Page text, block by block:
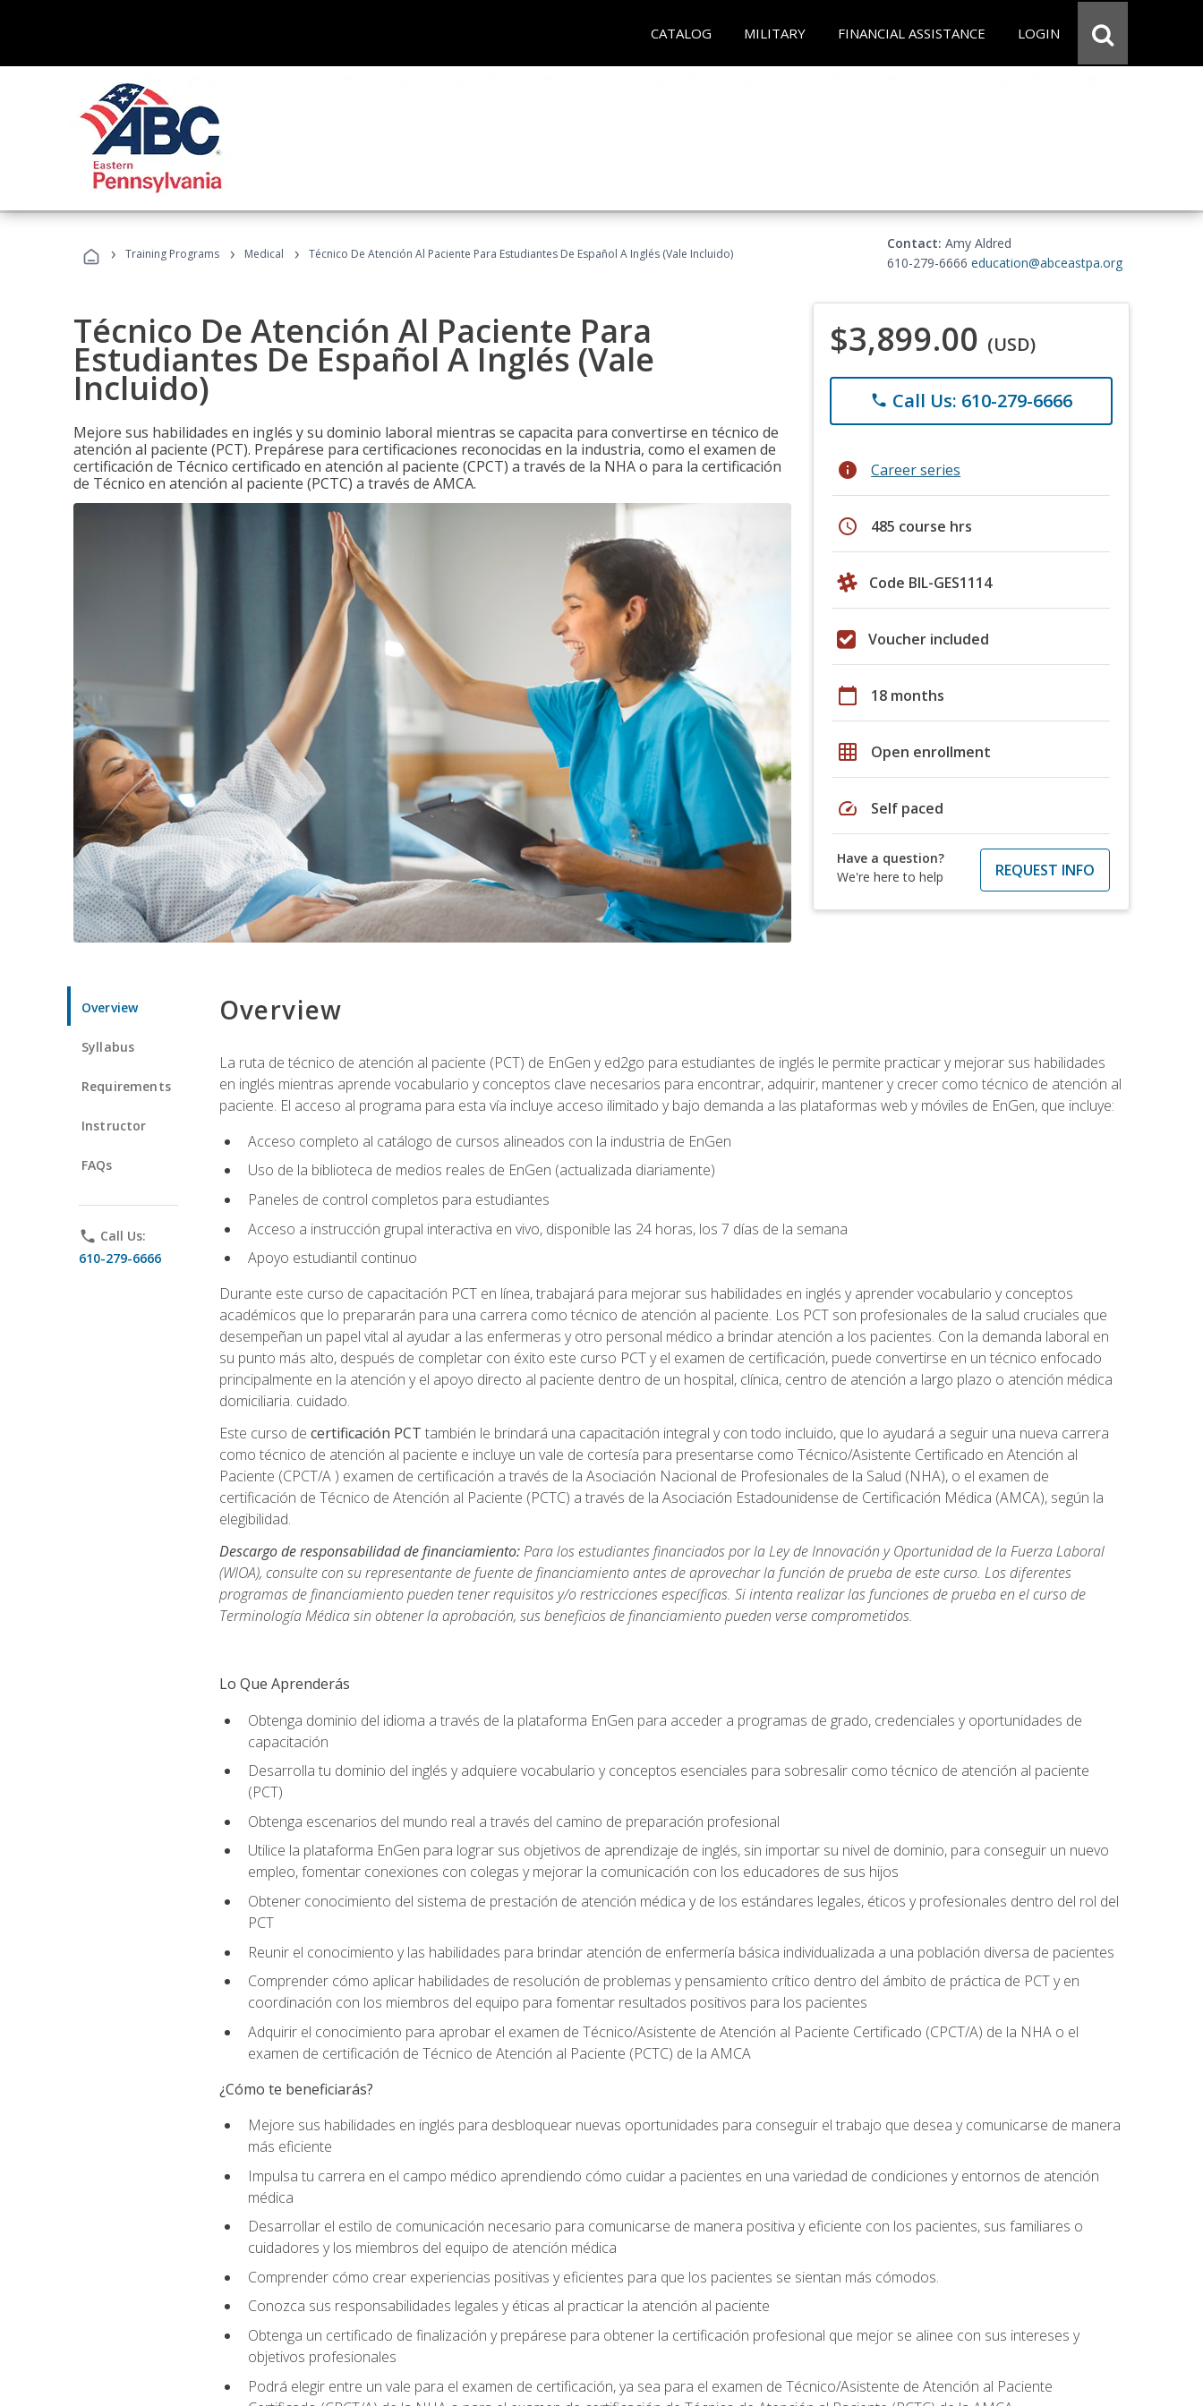
CATALOG MILITARY FINANCIAL ASSISTANCE LOGIN
› Training Programs › Medical › Técnico De Atención Al Paciente Para Estudiantes De Español A Inglés (Vale Incluido)
Contact: Amy Aldred
610-279-6666 education@abceastpa.org
Técnico De Atención Al Paciente Para
Estudiantes De Español A Inglés (Vale
Incluido)
Mejore sus habilidades en inglés y su dominio laboral mientras se capacita para convertirse en técnico de
atención al paciente (PCT). Prepárese para certificaciones reconocidas en la industria, como el examen de
certificación de Técnico certificado en atención al paciente (CPCT) a través de la NHA o para la certificación
de Técnico en atención al paciente (PCTC) a través de AMCA.
$3,899.00 (USD)
phone Call Us: 610-279-6666
info Career series
schedule 485 course hrs
Code BIL-GES1114
Voucher included
calendar_today 18 months
grid_on Open enrollment
speed Self paced
Have a question?
We're here to help
REQUEST INFO
Overview
Syllabus
Requirements
Instructor
FAQs
phone Call Us:
610-279-6666
Overview
La ruta de técnico de atención al paciente (PCT) de EnGen y ed2go para estudiantes de inglés le permite practicar y mejorar sus habilidades
en inglés mientras aprende vocabulario y conceptos clave necesarios para encontrar, adquirir, mantener y crecer como técnico de atención al
paciente. El acceso al programa para esta vía incluye acceso ilimitado y bajo demanda a las plataformas web y móviles de EnGen, que incluye:
Acceso completo al catálogo de cursos alineados con la industria de EnGen
Uso de la biblioteca de medios reales de EnGen (actualizada diariamente)
Paneles de control completos para estudiantes
Acceso a instrucción grupal interactiva en vivo, disponible las 24 horas, los 7 días de la semana
Apoyo estudiantil continuo
Durante este curso de capacitación PCT en línea, trabajará para mejorar sus habilidades en inglés y aprender vocabulario y conceptos
académicos que lo prepararán para una carrera como técnico de atención al paciente. Los PCT son profesionales de la salud cruciales que
desempeñan un papel vital al ayudar a las enfermeras y otro personal médico a brindar atención a los pacientes. Con la demanda laboral en
su punto más alto, después de completar con éxito este curso PCT y el examen de certificación, puede convertirse en un técnico enfocado
principalmente en la atención y el apoyo directo al paciente dentro de un hospital, clínica, centro de atención a largo plazo o atención médica
domiciliaria. cuidado.
Este curso de certificación PCT también le brindará una capacitación integral y con todo incluido, que lo ayudará a seguir una nueva carrera
como técnico de atención al paciente e incluye un vale de cortesía para presentarse como Técnico/Asistente Certificado en Atención al
Paciente (CPCT/A ) examen de certificación a través de la Asociación Nacional de Profesionales de la Salud (NHA), o el examen de
certificación de Técnico de Atención al Paciente (PCTC) a través de la Asociación Estadounidense de Certificación Médica (AMCA), según la
elegibilidad.
Descargo de responsabilidad de financiamiento:Para los estudiantes financiados por la Ley de Innovación y Oportunidad de la Fuerza Laboral
(WIOA), consulte con su representante de fuente de financiamiento antes de aprovechar la función de prueba de este curso. Los diferentes
programas de financiamiento pueden tener requisitos y/o restricciones específicas. Si intenta realizar las funciones de prueba en el curso de
Terminología Médica sin obtener la aprobación, sus beneficios de financiamiento pueden verse comprometidos.
Lo Que Aprenderás
Obtenga dominio del idioma a través de la plataforma EnGen para acceder a programas de grado, credenciales y oportunidades de
capacitación
Desarrolla tu dominio del inglés y adquiere vocabulario y conceptos esenciales para sobresalir como técnico de atención al paciente
(PCT)
Obtenga escenarios del mundo real a través del camino de preparación profesional
Utilice la plataforma EnGen para lograr sus objetivos de aprendizaje de inglés, sin importar su nivel de dominio, para conseguir un nuevo
empleo, fomentar conexiones con colegas y mejorar la comunicación con los educadores de sus hijos
Obtener conocimiento del sistema de prestación de atención médica y de los estándares legales, éticos y profesionales dentro del rol del
PCT
Reunir el conocimiento y las habilidades para brindar atención de enfermería básica individualizada a una población diversa de pacientes
Comprender cómo aplicar habilidades de resolución de problemas y pensamiento crítico dentro del ámbito de práctica de PCT y en
coordinación con los miembros del equipo para fomentar resultados positivos para los pacientes
Adquirir el conocimiento para aprobar el examen de Técnico/Asistente de Atención al Paciente Certificado (CPCT/A) de la NHA o el
examen de certificación de Técnico de Atención al Paciente (PCTC) de la AMCA
¿Cómo te beneficiarás?
Mejore sus habilidades en inglés para desbloquear nuevas oportunidades para conseguir el trabajo que desea y comunicarse de manera
más eficiente
Impulsa tu carrera en el campo médico aprendiendo cómo cuidar a pacientes en una variedad de condiciones y entornos de atención
médica
Desarrollar el estilo de comunicación necesario para comunicarse de manera positiva y eficiente con los pacientes, sus familiares o
cuidadores y los miembros del equipo de atención médica
Comprender cómo crear experiencias positivas y eficientes para que los pacientes se sientan más cómodos.
Conozca sus responsabilidades legales y éticas al practicar la atención al paciente
Obtenga un certificado de finalización y prepárese para obtener la certificación profesional que mejor se alinee con sus intereses y
objetivos profesionales
Podrá elegir entre un vale para el examen de certificación, ya sea para el examen de Técnico/Asistente de Atención al Paciente